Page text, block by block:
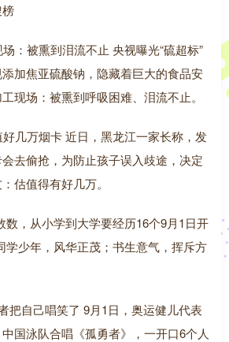
：被熏到泪流不止 央视曝光“硫超标”
加焦亚硫酸钠，隐藏着巨大的食品安
现场：被熏到呼吸困难、泪流不止。
几万烟卡 近日，黑龙江一家长称，发
去偷抢，为防止孩子误入歧途，决定
估值得有好几万。
数，从小学到大学要经历16个9月1日开
学少年，风华正茂；书生意气，挥斥方
把自己唱笑了 9月1日，奥运健儿代表
国泳队合唱《孤勇者》，一开口6个人